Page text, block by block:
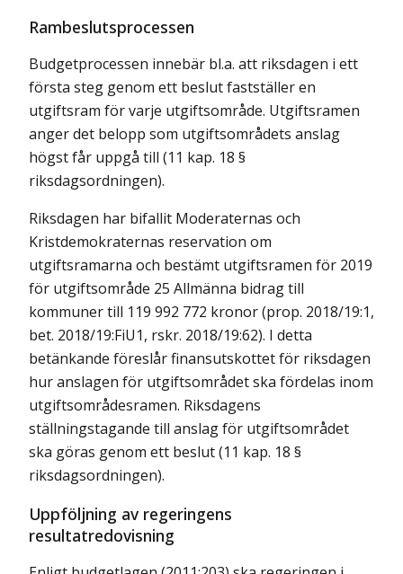
Rambeslutsprocessen
Budgetprocessen innebär bl.a. att riksdagen i ett
första steg genom ett beslut fastställer en
utgiftsram för varje utgiftsområde. Utgiftsramen
anger det belopp som utgiftsområdets anslag
högst får uppgå till (11 kap. 18 §
riksdagsordningen).
Riksdagen har bifallit Moderaternas och
Kristdemokraternas reservation om
utgiftsramarna och bestämt utgiftsramen för 2019
för utgiftsområde 25 Allmänna bidrag till
kommuner till 119 992 772 kronor (prop. 2018/19:1,
bet. 2018/19:FiU1, rskr. 2018/19:62). I detta
betänkande föreslår finansutskottet för riksdagen
hur anslagen för utgiftsområdet ska fördelas inom
utgiftsområdesramen. Riksdagens
ställningstagande till anslag för utgiftsområdet
ska göras genom ett beslut (11 kap. 18 §
riksdagsordningen).
Uppföljning av regeringens
resultatredovisning